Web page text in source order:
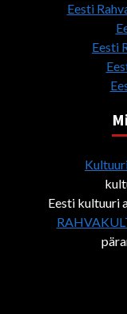
Eesti
Eesti
Eesti kultuuri